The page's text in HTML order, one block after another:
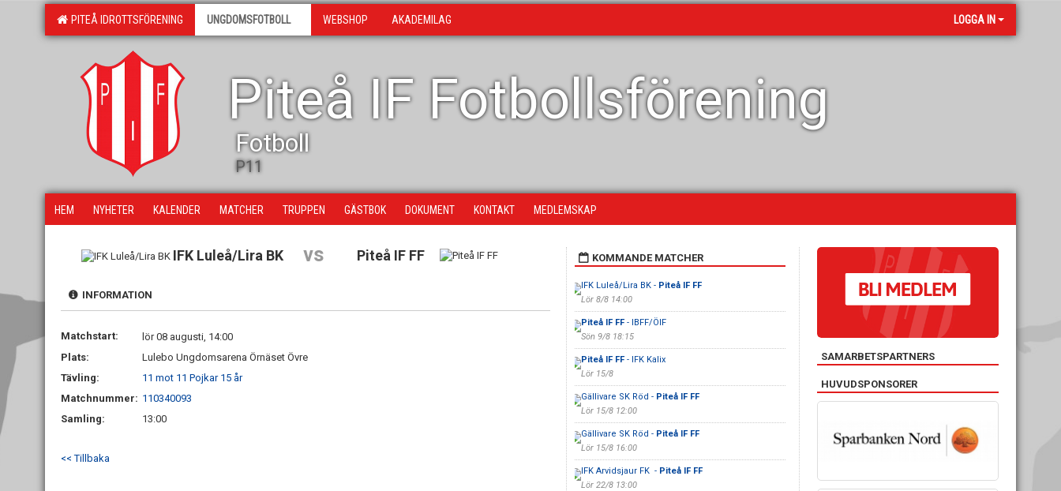
PITEÅ IDROTTSFÖRENING UNGDOMSFOTBOLL WEBSHOP AKADEMILAG LOGGA IN
Piteå IF Fotbollsförening
Fotboll
P11
HEM NYHETER KALENDER MATCHER TRUPPEN GÄSTBOK DOKUMENT KONTAKT MEDLEMSKAP
IFK Luleå/Lira BK vs Piteå IF FF
INFORMATION
Matchstart:
lör 08 augusti, 14:00
Plats:
Lulebo Ungdomsarena Örnäset Övre
Tävling:
11 mot 11 Pojkar 15 år
Matchnummer: 110340093
Samling:
13:00
<< Tillbaka
KOMMANDE MATCHER
IFK Luleå/Lira BK - Piteå IF FF
Lör 8/8 14:00
Piteå IF FF- IBFF/ÖIF
Sön 9/8 18:15
Piteå IF FF- IFK Kalix
Lör 15/8
Gällivare SK Röd - Piteå IF FF
Lör 15/8 12:00
Gällivare SK Röd - Piteå IF FF
Lör 15/8 16:00
IFK Arvidsjaur FK - Piteå IF FF
Lör 22/8 13:00
SAMARBETSPARTNERS
HUVUDSPONSORER